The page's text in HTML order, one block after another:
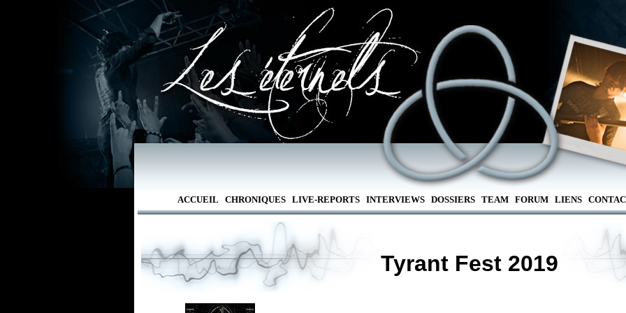
ACCUEIL CHRONIQUES LIVE-REPORTS INTERVIEWS DOSSIERS TEAM FORUM LIENS
Tyrant Fest 2019